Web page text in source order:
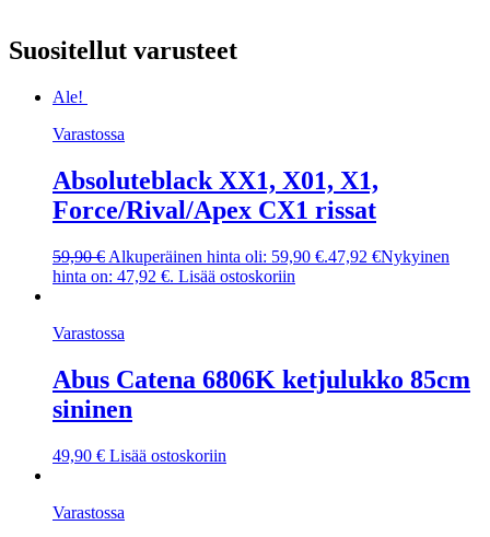
Suositellut varusteet
Ale!
Varastossa
Absoluteblack XX1, X01, X1,
Force/Rival/Apex CX1 rissat
59,90€ Alkuperäinen hinta oli: 59,90 €.47,92 €Nykyinen
hinta on: 47,92 €. Lisää ostoskoriin
Varastossa
Abus Catena 6806K ketjulukko 85cm
sininen
49,90 € Lisää ostoskoriin
Varastossa